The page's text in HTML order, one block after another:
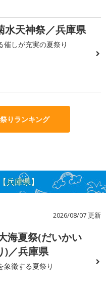
水天神祭／兵庫県
催しが充実の夏祭り
りランキング
兵庫県】
2026/08/07 更新
海夏祭(だいかい
)／兵庫県
象徴する夏祭り